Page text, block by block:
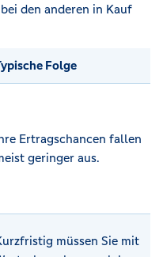
den anderen in Kauf
Folge
Ertragschancen fallen
geringer aus.
müssen Sie mit